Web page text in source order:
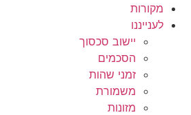
מקורות
לענייננו
יישוב סכסוך
הסכמים
זמני שהות
משמורת
מזונות